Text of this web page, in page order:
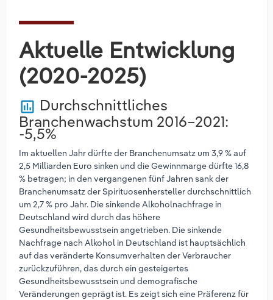
Aktuelle Entwicklung
(2020-2025)
poll Durchschnittliches
Branchenwachstum 2016–2021:
-5,5%
Im aktuellen Jahr dürfte der Branchenumsatz um 3,9 % auf
2,5 Milliarden Euro sinken und die Gewinnmarge dürfte 16,8
% betragen; in den vergangenen fünf Jahren sank der
Branchenumsatz der Spirituosenhersteller durchschnittlich
um 2,7 % pro Jahr. Die sinkende Alkoholnachfrage in
Deutschland wird durch das höhere
Gesundheitsbewusstsein angetrieben. Die sinkende
Nachfrage nach Alkohol in Deutschland ist hauptsächlich
auf das veränderte Konsumverhalten der Verbraucher
zurückzuführen, das durch ein gesteigertes
Gesundheitsbewusstsein und demografische
Veränderungen geprägt ist. Es zeigt sich eine Präferenz für